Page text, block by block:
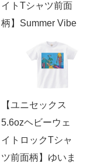
イトTシャツ前面
柄】Summer Vibe
【ユニセックス
5.6ozヘビーウェ
イトロックTシャ
ツ前面柄】ゆいま